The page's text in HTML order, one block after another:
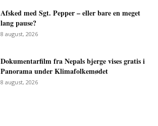
Afsked med Sgt. Pepper – eller bare en meget
lang pause?
8 august, 2026
Dokumentarfilm fra Nepals bjerge vises gratis i
Panorama under Klimafolkemødet
8 august, 2026